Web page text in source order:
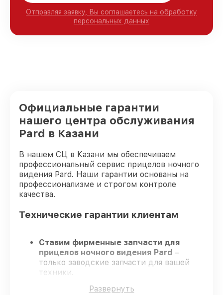
Отправляя заявку, Вы соглашаетесь на обработку
персональных данных
Официальные гарантии
нашего центра обслуживания
Pard в Казани
В нашем СЦ в Казани мы обеспечиваем
профессиональный сервис прицелов ночного
видения Pard. Наши гарантии основаны на
профессионализме и строгом контроле
качества.
Технические гарантии клиентам
Ставим фирменные запчасти для
прицелов ночного видения Pard –
только заводские запчасти для вашей
техники.
проходят строгий отбор, что
Развернуть